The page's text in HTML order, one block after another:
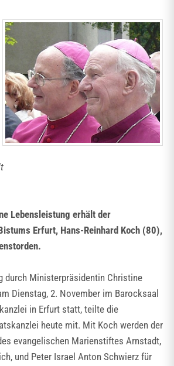
Lebensleistung erhält der
Erfurt, Hans-Reinhard Koch (80),
durch Ministerpräsidentin Christine
Dienstag, 2. November im Barocksaal
in Erfurt statt, teilte die
heute mit. Mit Koch werden der
evangelischen Marienstiftes Arnstadt,
und Peter Israel Anton Schwierz für